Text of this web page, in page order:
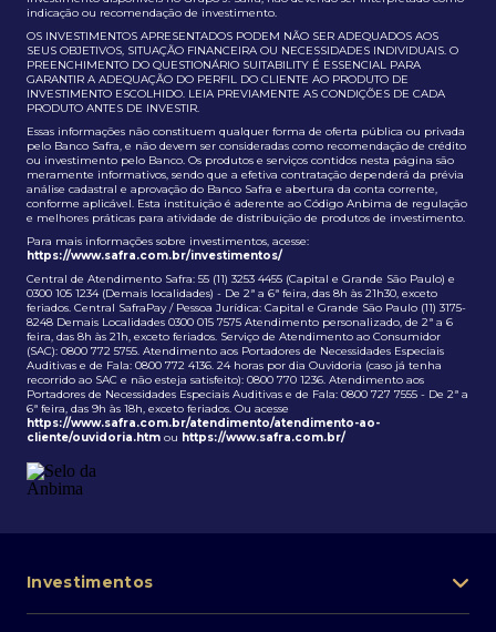
indicação ou recomendação de investimento.
OS INVESTIMENTOS APRESENTADOS PODEM NÃO SER ADEQUADOS AOS
SEUS OBJETIVOS, SITUAÇÃO FINANCEIRA OU NECESSIDADES INDIVIDUAIS. O
PREENCHIMENTO DO QUESTIONÁRIO SUITABILITY É ESSENCIAL PARA
GARANTIR A ADEQUAÇÃO DO PERFIL DO CLIENTE AO PRODUTO DE
INVESTIMENTO ESCOLHIDO. LEIA PREVIAMENTE AS CONDIÇÕES DE CADA
PRODUTO ANTES DE INVESTIR.
Essas informações não constituem qualquer forma de oferta pública ou privada
pelo Banco Safra, e não devem ser consideradas como recomendação de crédito
ou investimento pelo Banco. Os produtos e serviços contidos nesta página são
meramente informativos, sendo que a efetiva contratação dependerá da prévia
análise cadastral e aprovação do Banco Safra e abertura da conta corrente,
conforme aplicável. Esta instituição é aderente ao Código Anbima de regulação
e melhores práticas para atividade de distribuição de produtos de investimento.
Para mais informações sobre investimentos, acesse:
https://www.safra.com.br/investimentos/
Central de Atendimento Safra: 55 (11) 3253 4455 (Capital e Grande São Paulo) e
0300 105 1234 (Demais localidades) - De 2ª a 6ª feira, das 8h às 21h30, exceto
feriados. Central SafraPay / Pessoa Jurídica: Capital e Grande São Paulo (11) 3175-
8248 Demais Localidades 0300 015 7575 Atendimento personalizado, de 2ª a 6
feira, das 8h às 21h, exceto feriados. Serviço de Atendimento ao Consumidor
(SAC): 0800 772 5755. Atendimento aos Portadores de Necessidades Especiais
Auditivas e de Fala: 0800 772 4136. 24 horas por dia Ouvidoria (caso já tenha
recorrido ao SAC e não esteja satisfeito): 0800 770 1236. Atendimento aos
Portadores de Necessidades Especiais Auditivas e de Fala: 0800 727 7555 - De 2ª a
6ª feira, das 9h às 18h, exceto feriados. Ou acesse
https://www.safra.com.br/atendimento/atendimento-ao-
cliente/ouvidoria.htm ou https://www.safra.com.br/
Investimentos